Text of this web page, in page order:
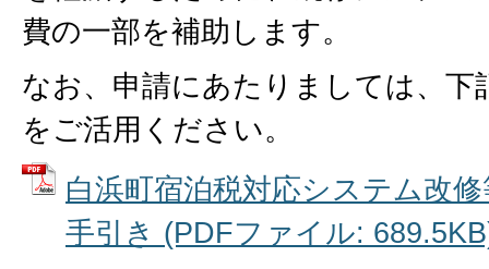
費の一部を補助します。
なお、申請にあたりましては、下
をご活用ください。
白浜町宿泊税対応システム改
手引き (PDFファイル: